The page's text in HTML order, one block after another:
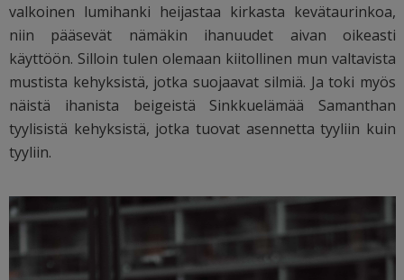
valkoinen lumihanki heijastaa kirkasta kevätaurinkoa,
niin pääsevät nämäkin ihanuudet aivan oikeasti
käyttöön. Silloin tulen olemaan kiitollinen mun valtavista
mustista kehyksistä, jotka suojaavat silmiä. Ja toki myös
näistä ihanista beigeistä Sinkkuelämää Samanthan
tyylisistä kehyksistä, jotka tuovat asennetta tyyliin kuin
tyyliin.